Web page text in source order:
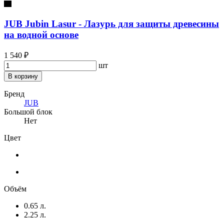
JUB Jubin Lasur - Лазурь для защиты древесины
на водной основе
1 540 ₽
шт
В корзину
Бренд
JUB
Большой блок
Нет
Цвет
Объём
0.65 л.
2.25 л.